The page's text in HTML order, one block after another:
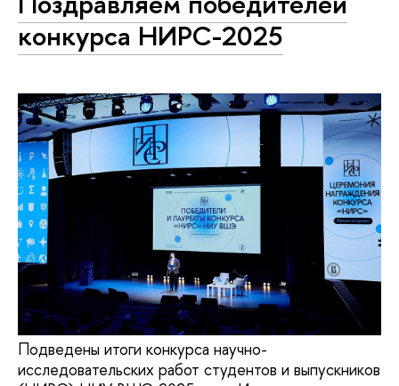
конкурса НИРС-2025
Подведены итоги конкурса научно-
исследовательских работ студентов и выпускников